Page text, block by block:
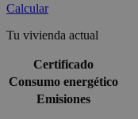
Calcular
Tu vivienda actual
Certificado
Consumo energético
Emisiones